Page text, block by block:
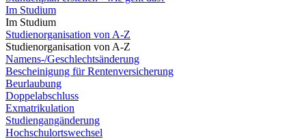
Im Studium
Im Studium
Studienorganisation von A-Z
Studienorganisation von A-Z
Namens-/Geschlechtsänderung
Bescheinigung für Rentenversicherung
Beurlaubung
Doppelabschluss
Exmatrikulation
Studiengangänderung
Hochschulortswechsel